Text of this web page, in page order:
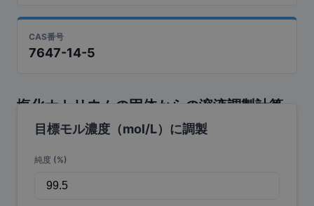
CAS番号
7647-14-5
塩化ナトリウム の固体からの溶液調製計算
目標モル濃度（mol/L）に調製
純度 (%)